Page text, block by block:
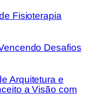
Fisioterapia
Desafios
Arquitetura e
a Visão com